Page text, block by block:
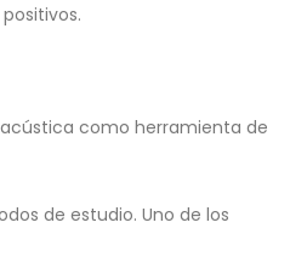
como herramienta de
de estudio. Uno de los